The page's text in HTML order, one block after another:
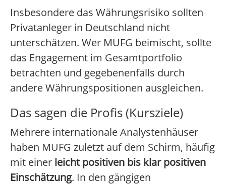
Insbesondere das Währungsrisiko sollten
Privatanleger in Deutschland nicht
unterschätzen. Wer MUFG beimischt, sollte
das Engagement im Gesamtportfolio
betrachten und gegebenenfalls durch
andere Währungspositionen ausgleichen.
Das sagen die Profis (Kursziele)
Mehrere internationale Analystenhäuser
haben MUFG zuletzt auf dem Schirm, häufig
mit einer leicht positiven bis klar positiven
Einschätzung. In den gängigen